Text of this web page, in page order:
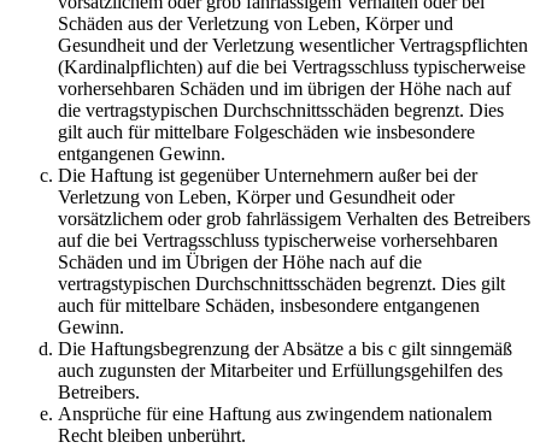
Schäden aus der Verletzung von Leben, Körper und
Gesundheit und der Verletzung wesentlicher Vertragspflichten
(Kardinalpflichten) auf die bei Vertragsschluss typischerweise
vorhersehbaren Schäden und im übrigen der Höhe nach auf
die vertragstypischen Durchschnittsschäden begrenzt. Dies
gilt auch für mittelbare Folgeschäden wie insbesondere
entgangenen Gewinn.
Die Haftung ist gegenüber Unternehmern außer bei der
Verletzung von Leben, Körper und Gesundheit oder
vorsätzlichem oder grob fahrlässigem Verhalten des Betreibers
auf die bei Vertragsschluss typischerweise vorhersehbaren
Schäden und im Übrigen der Höhe nach auf die
vertragstypischen Durchschnittsschäden begrenzt. Dies gilt
auch für mittelbare Schäden, insbesondere entgangenen
Gewinn.
Die Haftungsbegrenzung der Absätze a bis c gilt sinngemäß
auch zugunsten der Mitarbeiter und Erfüllungsgehilfen des
Betreibers.
Ansprüche für eine Haftung aus zwingendem nationalem
Recht bleiben unberührt.